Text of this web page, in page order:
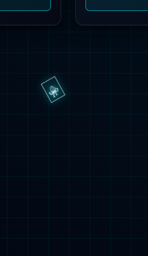
网址已失效 >可能